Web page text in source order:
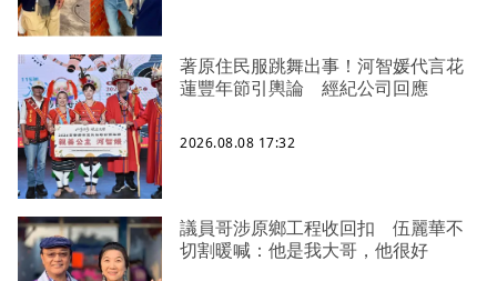
著原住民服跳舞出事！河智媛代言花
蓮豐年節引輿論 經紀公司回應
2026.08.08 17:32
議員哥涉原鄉工程收回扣 伍麗華不
切割暖喊：他是我大哥，他很好